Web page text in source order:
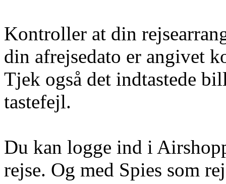
Kontroller at din
din afrejsedato er angivet
Tjek også det indtastede
tastefejl.
Du kan logge ind i
rejse. Og med Spies som